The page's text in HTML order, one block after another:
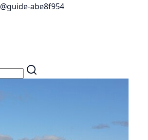
@guide-abe8f954